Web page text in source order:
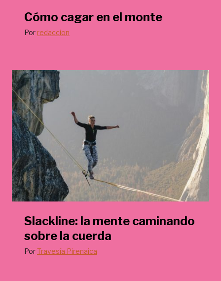
Cómo cagar en el monte
Por redaccion
Slackline: la mente caminando
sobre la cuerda
PorTravesía Pirenaica